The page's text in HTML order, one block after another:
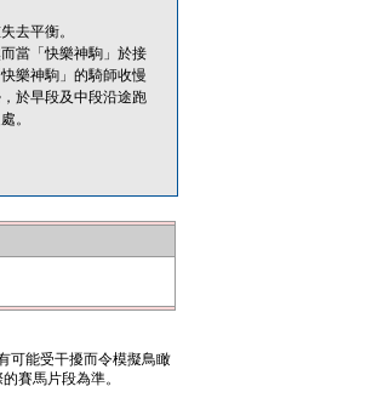
去平衡。
當「快樂神駒」於接
樂神駒」的騎師收慢
於早段及中段沿途跑
。
可能受干擾而令模擬鳥瞰
賽馬片段為準。